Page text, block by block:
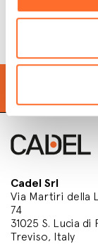
Cadel Srl
Via Martiri della
74
31025 S. Lucia di
Treviso, Italy